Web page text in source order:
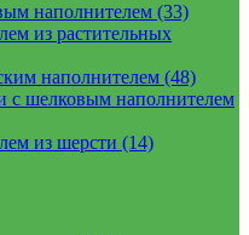
наполнителем (33)
из растительных
наполнителем (48)
с шелковым наполнителем
из шерсти (14)